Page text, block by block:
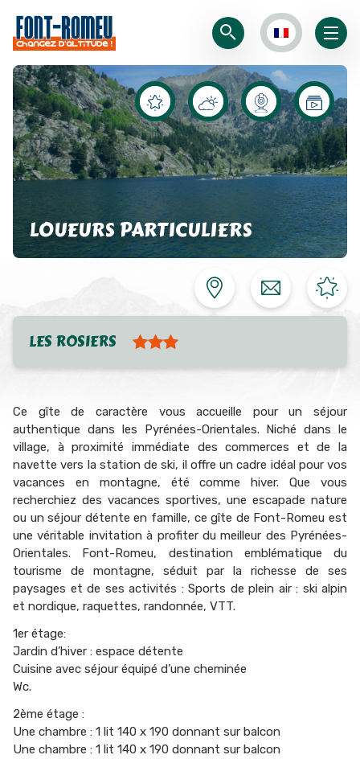
LOUEURS PARTICULIERS
LES ROSIERS
Ce gîte de caractère vous accueille pour un séjour
authentique dans les Pyrénées-Orientales. Niché dans le
village, à proximité immédiate des commerces et de la
navette vers la station de ski, il offre un cadre idéal pour vos
vacances en montagne, été comme hiver. Que vous
recherchiez des vacances sportives, une escapade nature
ou un séjour détente en famille, ce gîte de Font-Romeu est
une véritable invitation à profiter du meilleur des Pyrénées-
Orientales. Font-Romeu, destination emblématique du
tourisme de montagne, séduit par la richesse de ses
paysages et de ses activités : Sports de plein air : ski alpin
et nordique, raquettes, randonnée, VTT.
1er étage:
Jardin d’hiver : espace détente
Cuisine avec séjour équipé d’une cheminée
Wc.
2ème étage :
Une chambre : 1 lit 140 x 190 donnant sur balcon
Une chambre : 1 lit 140 x 190 donnant sur balcon